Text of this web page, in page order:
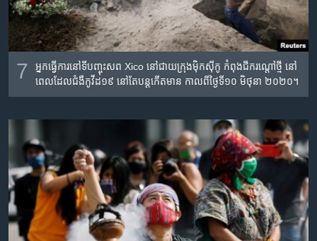
7
អ្នក​ធ្វើ​ការ​នៅ​ទីបញ្ចុះ​សព​ Xico នៅ​ជាយ​ក្រុងម៉ិកស៊ីកូ កំពុង​ជីក​រណ្ដៅ​ថ្មី​ នៅ​
ពេល​ដែល​ជំងឺ​កូវីដ១៩ នៅ​តែ​បន្ត​កើត​មាន​ កាល​ពី​ថ្ងៃ​ទី​១០ មិថុនា ២០២០។